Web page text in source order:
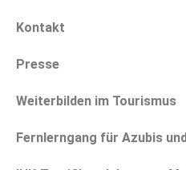
Kontakt
Presse
Weiterbilden im Tourismus
Fernlerngang für Azubis